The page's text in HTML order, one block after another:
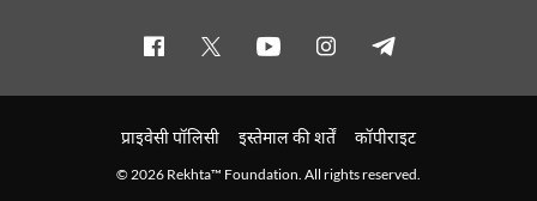
प्राइवेसी पॉलिसी इस्तेमाल की शर्तें कॉपीराइट
© 2026 Rekhta™ Foundation. All rights reserved.